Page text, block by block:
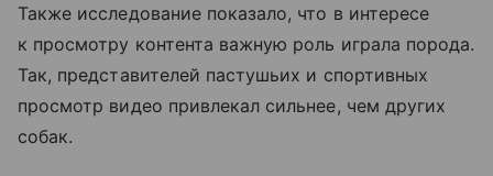
Также исследование показало, что в интересе
к просмотру контента важную роль играла порода.
Так, представителей пастушьих и спортивных
просмотр видео привлекал сильнее, чем других
собак.